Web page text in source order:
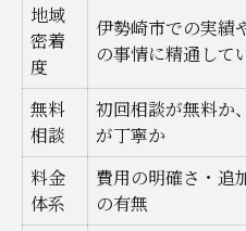
地域
密着
度
伊勢崎市での実績
の事情に精通して
無料
相談
初回相談が無料か
が丁寧か
料金
体系
費用の明確さ・追
の有無